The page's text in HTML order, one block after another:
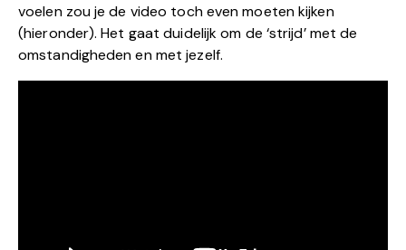
voelen zou je de video toch even moeten kijken
(hieronder). Het gaat duidelijk om de ‘strijd’ met de
omstandigheden en met jezelf.